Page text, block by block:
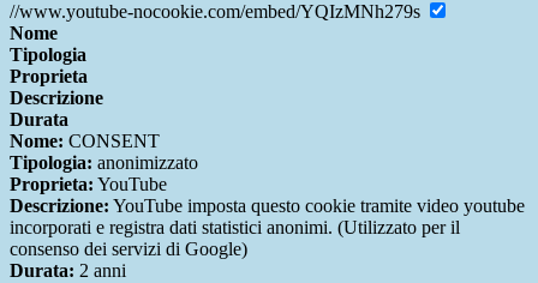
//www.youtube-nocookie.com/embed/YQIzMNh279s
Nome
Tipologia
Proprieta
Descrizione
Durata
Nome: CONSENT
Tipologia: anonimizzato
Proprieta: YouTube
Descrizione: YouTube imposta questo cookie tramite video youtube
incorporati e registra dati statistici anonimi. (Utilizzato per il
consenso dei servizi di Google)
Durata: 2 anni